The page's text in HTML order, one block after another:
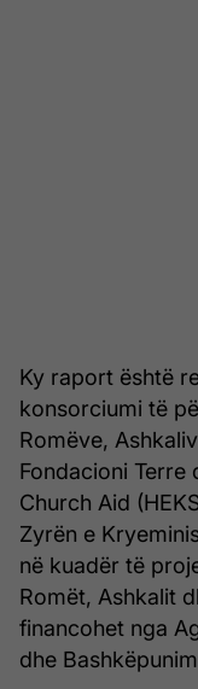
Ky raport është
konsorciumi të
Romëve,
Fondacioni Terre
Church Aid
Zyrën e
në kuadër të
Romët, Ashkalit
financohet nga
dhe